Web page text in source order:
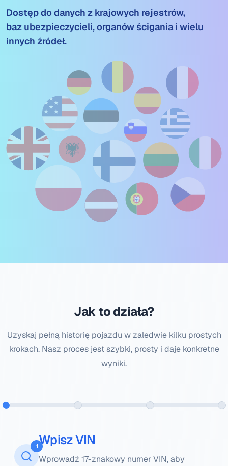
Dostęp do danych z krajowych rejestrów,
baz ubezpieczycieli, organów ścigania i wielu
innych źródeł.
Jak to działa?
Uzyskaj pełną historię pojazdu w zaledwie kilku prostych
krokach. Nasz proces jest szybki, prosty i daje konkretne
wyniki.
1Wpisz VIN
Wprowadź 17-znakowy numer VIN, aby